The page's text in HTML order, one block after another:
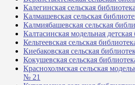
Калегинская сельская
Калмашевская сельская
Калмиябашевская сельская
Калтасинская модельная детская
Кельтеевская сельская
Киебаковская сельская
Кокушевская сельская
Краснохолмская сельская
№ 21